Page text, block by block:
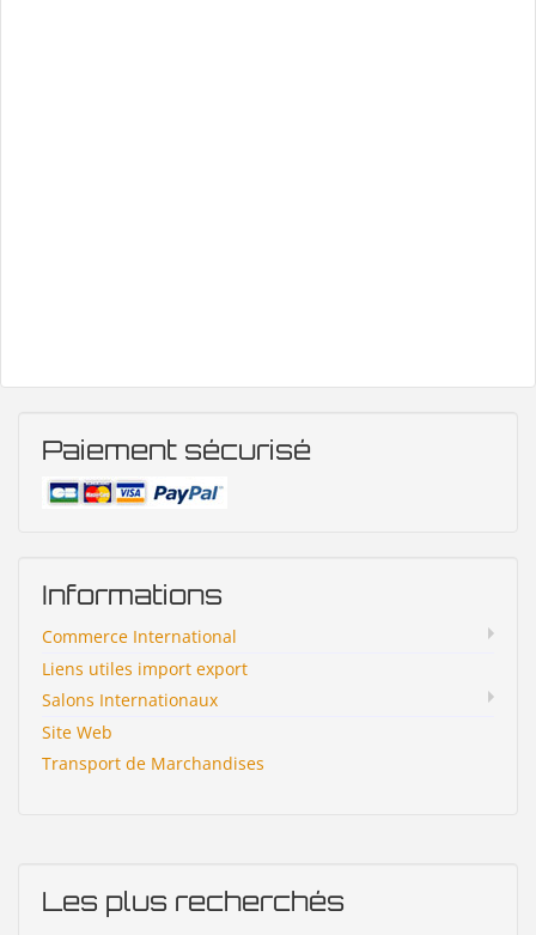
Paiement sécurisé
Informations
Commerce International
Liens utiles import export
Salons Internationaux
Site Web
Transport de Marchandises
Les plus recherchés